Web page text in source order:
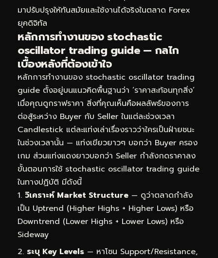
มาปรับปรุงให้ทันสมัยและใช้งานได้จริงในตลาด Forex
ยุคดิจิทัล
หลักการทำงานของ stochastic
oscillator trading guide — กลไก
เบื้องหลังที่ต้องเข้าใจ
หลักการทำงานของ stochastic oscillator trading
guide ตั้งอยู่บนแนวคิดพื้นฐานว่า ‘ราคาสะท้อนทุกสิ่ง’
เมื่อคุณดูกราฟราคา สิ่งที่คุณเห็นคือผลลัพธ์ของการ
ต่อสู้ระหว่าง Buyer กับ Seller ในแต่ละช่วงเวลา
Candlestick แต่ละแท่งเล่าเรื่องราวว่าใครเป็นฝ่ายชนะ
ในช่วงเวลานั้น — แท่งเขียวยาวๆ บอกว่า Buyer ครอง
เกม ส่วนแท่งแดงยาวบอกว่า Seller กำลังกดราคาลง
ขั้นตอนการใช้ stochastic oscillator trading guide
ในทางปฏิบัติ มีดังนี้
วิเคราะห์ Market Structure — ดูว่าตลาดกำลัง
เป็น Uptrend (Higher Highs + Higher Lows) หรือ
Downtrend (Lower Highs + Lower Lows) หรือ
Sideway
ระบุ Key Levels — หาโซน Support/Resistance,